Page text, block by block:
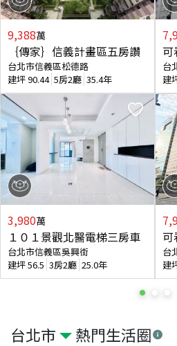
台北市 熱門生活圈
9,388萬
｛傳家｝信義計畫區五房讚
台北市信義區松德路
建坪90.44 5房2廳 35.4年
3,980萬
１０１景觀北醫電梯三房車
台北市信義區吳興街
建坪56.5 3房2廳 25.0年
台
建
台
建